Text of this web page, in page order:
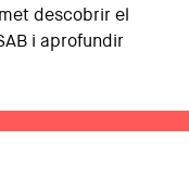
descobrir el
i aprofundir